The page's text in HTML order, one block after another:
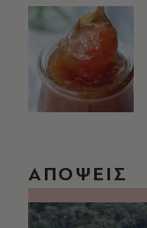
ΑΠΟΨΕΙΣ